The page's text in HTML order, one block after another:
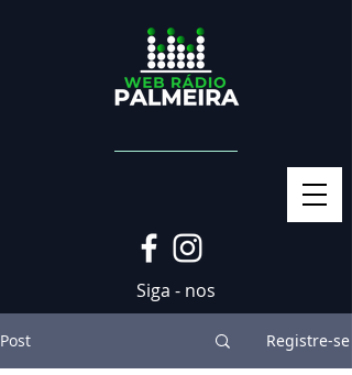
Siga - nos
Post Registre-se